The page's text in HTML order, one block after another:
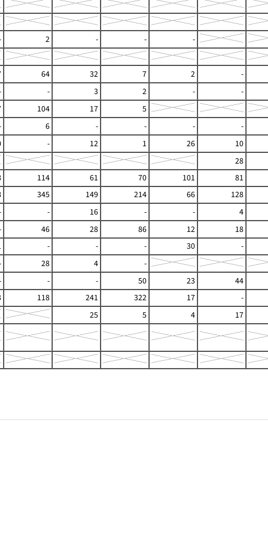
2 - -
-
64 32 7 2
-
- 3 2 -
-
104 17
5
6 - - -
-
- 12 1 26
10
28
114 61 70 101
81
345 149 214 66
128
- 16 - -
4
46 28 86 12
18
- - - 30
-
28 4
-
- - 50 23
44
118 241 322 17
-
25 5 4
17